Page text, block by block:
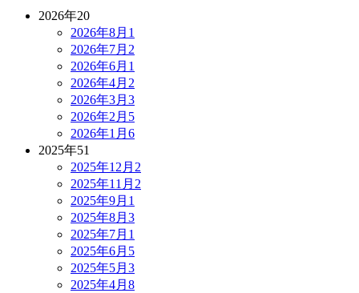
2026年20
2026年8月 1
2026年7月 2
2026年6月 1
2026年4月 2
2026年3月 3
2026年2月 5
2026年1月 6
2025年51
2025年12月 2
2025年11月 2
2025年9月 1
2025年8月 3
2025年7月 1
2025年6月 5
2025年5月 3
2025年4月 8